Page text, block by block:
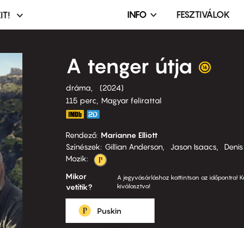
Infó,
terembérlés
menü
INFO FESZTIVÁLOK
A tenger útja
dráma
2024
115 perc,
Magyar felirattal
Rendező Marianne Elliott
Színészek
Gillian Anderson Jason Isaacs
Mozik:
Mikor
vetítik?
A jegyvásárláshoz kattintson az időpontra!
kiválasztva!
Puskin